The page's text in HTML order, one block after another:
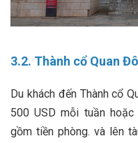
3.2. Thành cổ Quan
Du khách đến Thành cổ
500 USD mỗi tuần
gồm tiền phòng. và lên